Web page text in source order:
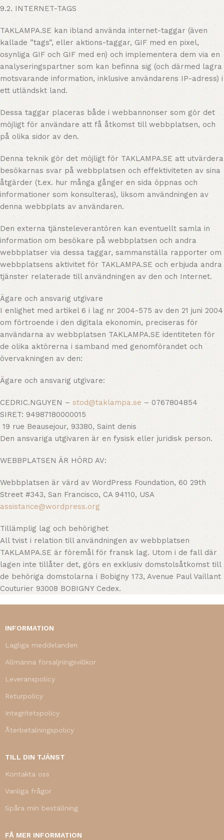
9.2. INTERNET-TAGS
TAKLAMPA.SE kan ibland använda internet-taggar (även
kallade ”tags”, eller aktions-taggar, GIF med en pixel,
osynliga GIF och GIF med en) och implementera dem via en
analyseringspartner som kan befinna sig (och därmed lagra
motsvarande information, inklusive användarens IP-adress) i
ett utländskt land.
Dessa taggar placeras både i webbannonser som gör det
möjligt för användare att få åtkomst till webbplatsen, och
på olika sidor av den.
Denna teknik gör det möjligt för TAKLAMPA.SE att utvärdera
besökarnas svar på webbplatsen och effektiviteten av sina
åtgärder (t.ex. hur många gånger en sida öppnas och
informationer som konsulteras), liksom användningen av
denna webbplats av användaren.
Den externa tjänsteleverantören kan eventuellt samla in
information om besökare på webbplatsen och andra
webbplatser via dessa taggar, sammanställa rapporter om
webbplatsens aktivitet för TAKLAMPA.SE och erbjuda andra
tjänster relaterade till användningen av den och Internet.
Ägare och ansvarig utgivare
I enlighet med artikel 6 i lag nr 2004-575 av den 21 juni 2004
om förtroende i den digitala ekonomin, preciseras för
användarna av webbplatsen TAKLAMPA.SE identiteten för
de olika aktörerna i samband med genomförandet och
övervakningen av den:
Ägare och ansvarig utgivare:
CEDRIC.NGUYEN – stod@taklampa.se – 0767804854
SIRET: 94987180000015
19 rue Beausejour, 93380, Saint denis
Den ansvariga utgivaren är en fysisk eller juridisk person.
WEBBPLATSEN ÄR HÖRD AV:
Webbplatsen är värd av WordPress Foundation, 60 29th
Street #343, San Francisco, CA 94110, USA
assistance@wordpress.org
Tillämplig lag och behörighet
All tvist i relation till användningen av webbplatsen
TAKLAMPA.SE är föremål för fransk lag. Utom i de fall där
lagen inte tillåter det, görs en exklusiv domstolsåtkomst till
de behöriga domstolarna i Bobigny 173, Avenue Paul Vaillant
Couturier 93008 BOBIGNY Cedex.
INFORMATION
Lagliga meddelanden
Allmänna försäljningsvillkor
Leveranspolicy
Returpolicy
Integritetspolicy
Återbetalningspolicy
TILL DIN TJÄNST
Kontakta oss
Vanliga frågor
Spåra min beställning
FÅ MER INFORMATION